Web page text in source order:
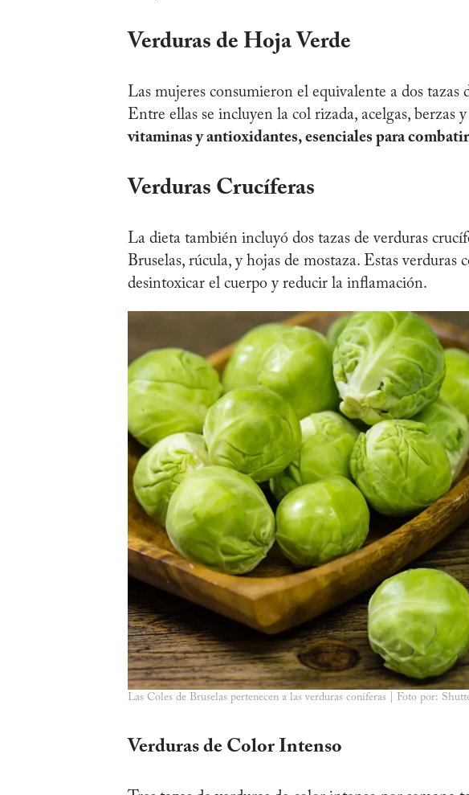
Verduras de Hoja Verde
Las mujeres consumieron el equivalente a dos tazas
Entre ellas se incluyen la col rizada, acelgas, berzas y
vitaminas y antioxidantes, esenciales para
Verduras Crucíferas
La dieta también incluyó dos tazas de verduras
Bruselas, rúcula, y hojas de mostaza. Estas verduras
desintoxicar el cuerpo y reducir la inflamación.
Las Coles de Bruselas pertenecen a las verduras coníferas | Foto por:
Verduras de Color Intenso